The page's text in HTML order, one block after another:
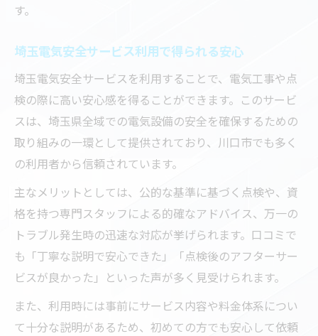
す。
埼玉電気安全サービス利用で得られる安心
埼玉電気安全サービスを利用することで、電気工事や点
検の際に高い安心感を得ることができます。このサービ
スは、埼玉県全域での電気設備の安全を確保するための
取り組みの一環として提供されており、川口市でも多く
の利用者から信頼されています。
主なメリットとしては、公的な基準に基づく点検や、資
格を持つ専門スタッフによる的確なアドバイス、万一の
トラブル発生時の迅速な対応が挙げられます。口コミで
も「丁寧な説明で安心できた」「点検後のアフターサー
ビスが良かった」といった声が多く見受けられます。
また、利用時には事前にサービス内容や料金体系につい
て十分な説明があるため、初めての方でも安心して依頼